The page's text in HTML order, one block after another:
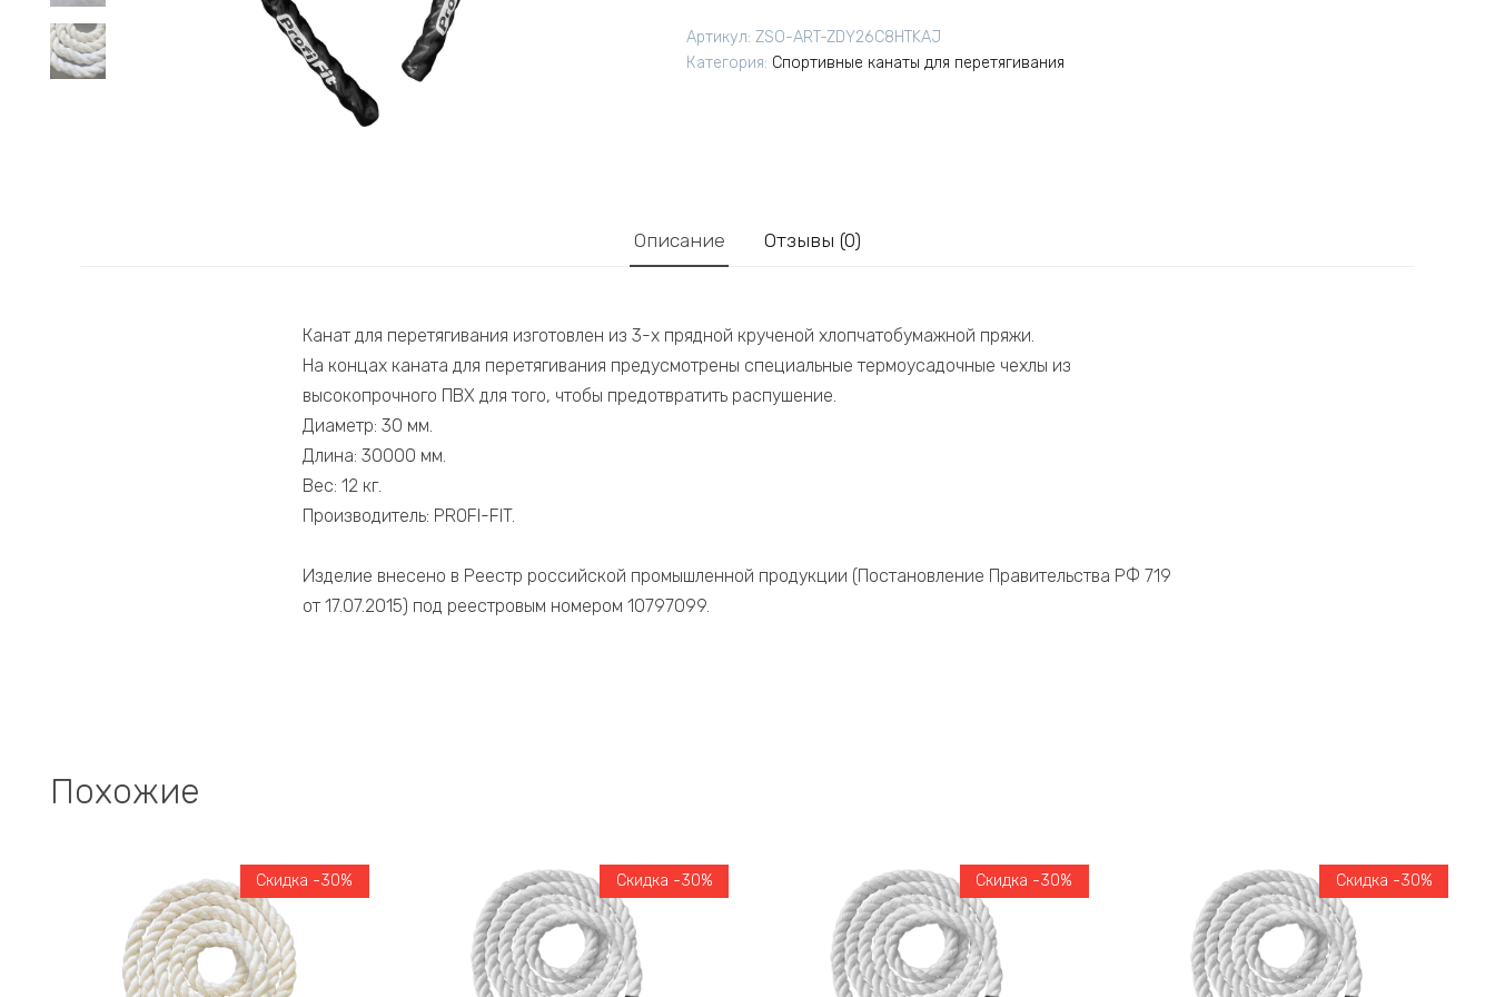
Артикул: ZSO-ART-ZDY26C8HTKAJ
Категория: Спортивные канаты для перетягивания
Описание Отзывы (0)
Канат для перетягивания изготовлен из 3-х прядной крученой хлопчатобумажной пряжи.
На концах каната для перетягивания предусмотрены специальные термоусадочные чехлы из
высокопрочного ПВХ для того, чтобы предотвратить распушение.
Диаметр: 30 мм.
Длина: 30000 мм.
Вес: 12 кг.
Производитель: PROFI-FIT.
Изделие внесено в Реестр российской промышленной продукции (Постановление Правительства РФ 719
от 17.07.2015) под реестровым номером 10797099.
Похожие
Скидка -30% Скидка -30% Скидка -30% Скидка -30%